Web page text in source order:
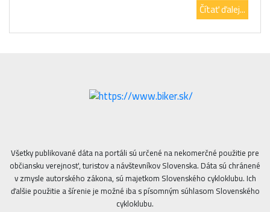
Čítať ďalej...
Všetky publikované dáta na portáli sú určené na nekomerčné použitie pre
občiansku verejnosť, turistov a návštevníkov Slovenska. Dáta sú chránené
v zmysle autorského zákona, sú majetkom Slovenského cykloklubu. Ich
ďalšie použitie a šírenie je možné iba s písomným súhlasom Slovenského
cykloklubu.